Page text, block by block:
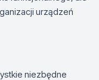
urządzeń
niezbędne